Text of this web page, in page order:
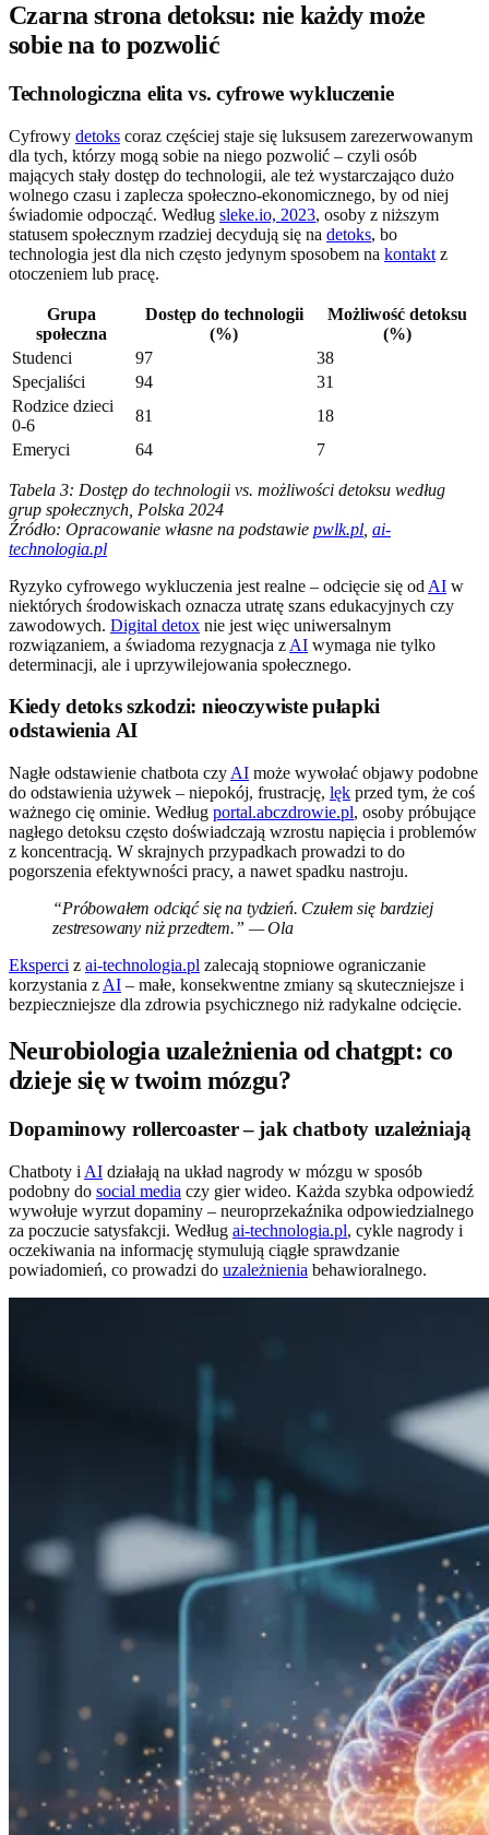
Czarna strona detoksu: nie każdy może
sobie na to pozwolić
Technologiczna elita vs. cyfrowe wykluczenie
Cyfrowy detoks coraz częściej staje się luksusem zarezerwowanym
dla tych, którzy mogą sobie na niego pozwolić – czyli osób
mających stały dostęp do technologii, ale też wystarczająco dużo
wolnego czasu i zaplecza społeczno-ekonomicznego, by od niej
świadomie odpocząć. Według sleke.io, 2023, osoby z niższym
statusem społecznym rzadziej decydują się na detoks, bo
technologia jest dla nich często jedynym sposobem na kontakt z
otoczeniem lub pracę.
Grupa
społeczna
Dostęp do technologii
(%)
Możliwość detoksu
(%)
Studenci
97
38
Specjaliści
94
31
Rodzice dzieci
0-6
81
18
Emeryci
64 7
Tabela 3: Dostęp do technologii vs. możliwości detoksu według
grup społecznych, Polska 2024
Źródło: Opracowanie własne na podstawie pwlk.pl ai-
technologia.pl
Ryzyko cyfrowego wykluczenia jest realne – odcięcie się od AI w
niektórych środowiskach oznacza utratę szans edukacyjnych czy
zawodowych. Digital detox nie jest więc uniwersalnym
rozwiązaniem, a świadoma rezygnacja z AI wymaga nie tylko
determinacji, ale i uprzywilejowania społecznego.
Kiedy detoks szkodzi: nieoczywiste pułapki
odstawienia AI
Nagłe odstawienie chatbota czy AI może wywołać objawy podobne
do odstawienia używek – niepokój, frustrację, lęk przed tym, że coś
ważnego cię ominie. Według portal.abczdrowie.pl, osoby próbujące
nagłego detoksu często doświadczają wzrostu napięcia i problemów
z koncentracją. W skrajnych przypadkach prowadzi to do
pogorszenia efektywności pracy, a nawet spadku nastroju.
“Próbowałem odciąć się na tydzień. Czułem się bardziej
zestresowany niż przedtem.” — Ola
Eksperci z ai-technologia.pl zalecają stopniowe ograniczanie
korzystania z AI – małe, konsekwentne zmiany są skuteczniejsze i
bezpieczniejsze dla zdrowia psychicznego niż radykalne odcięcie.
Neurobiologia uzależnienia od chatgpt: co
dzieje się w twoim mózgu?
Dopaminowy rollercoaster – jak chatboty uzależniają
Chatboty i AI działają na układ nagrody w mózgu w sposób
podobny do social media czy gier wideo. Każda szybka odpowiedź
wywołuje wyrzut dopaminy – neuroprzekaźnika odpowiedzialnego
za poczucie satysfakcji. Według ai-technologia.pl, cykle nagrody i
oczekiwania na informację stymulują ciągłe sprawdzanie
powiadomień, co prowadzi do uzależnienia behawioralnego.